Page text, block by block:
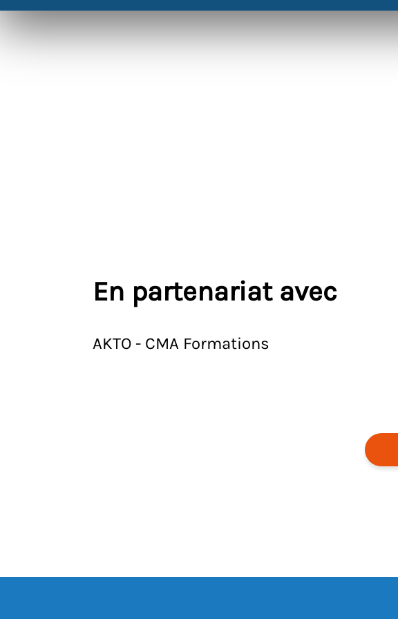
En partenariat avec
AKTO - CMA Formations